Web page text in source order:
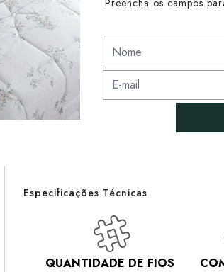
Preencha os campos
Especificações Técnicas
QUANTIDADE DE FIOS